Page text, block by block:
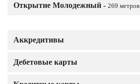
Аккредитивы
Дебетовые карты
Открытие Молодежный - 269 метров